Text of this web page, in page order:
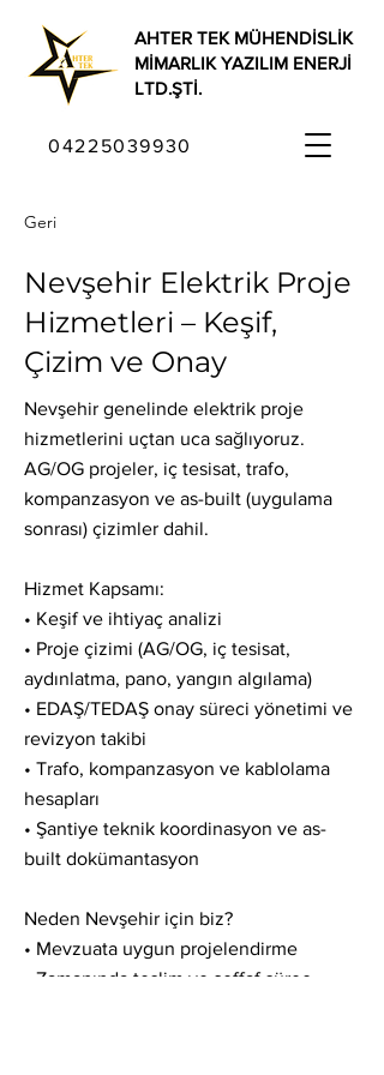
04225039930
AHTER TEK MÜHENDİSLİK
MİMARLIK YAZILIM ENERJİ
LTD.ŞTİ.
Geri
Nevşehir Elektrik Proje
Hizmetleri – Keşif,
Çizim ve Onay
Nevşehir genelinde elektrik proje
hizmetlerini uçtan uca sağlıyoruz.
AG/OG projeler, iç tesisat, trafo,
kompanzasyon ve as-built (uygulama
sonrası) çizimler dahil.
Hizmet Kapsamı:
• Keşif ve ihtiyaç analizi
• Proje çizimi (AG/OG, iç tesisat,
aydınlatma, pano, yangın algılama)
• EDAŞ/TEDAŞ onay süreci yönetimi ve
revizyon takibi
• Trafo, kompanzasyon ve kablolama
hesapları
• Şantiye teknik koordinasyon ve as-
built dokümantasyon
Neden Nevşehir için biz?
• Mevzuata uygun projelendirme
• Zamanında teslim ve şeffaf süreç